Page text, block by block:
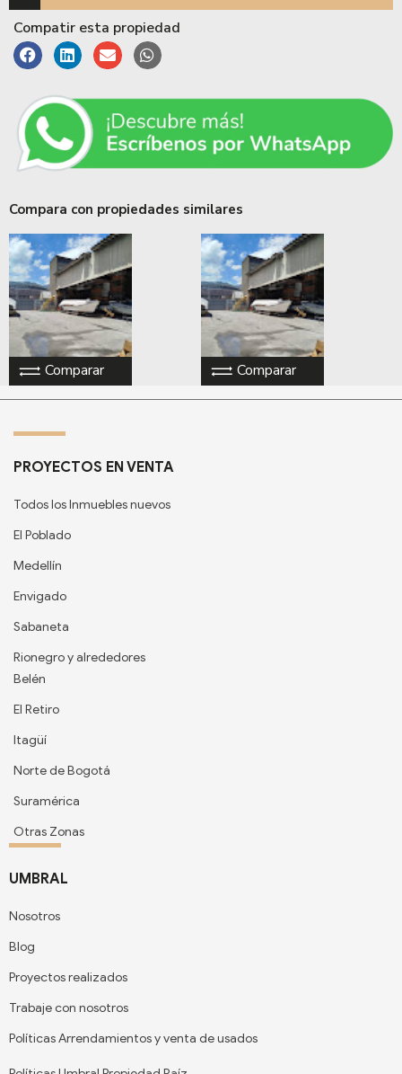
Compatir esta propiedad
Compara con propiedades similares
Comparar Comparar
PROYECTOS EN VENTA
Todos los Inmuebles nuevos
El Poblado
Medellín
Envigado
Sabaneta
Rionegro y alrededores
Belén
El Retiro
Itagüí
Norte de Bogotá
Suramérica
Otras Zonas
UMBRAL
Nosotros
Blog
Proyectos realizados
Trabaje con nosotros
Políticas Arrendamientos y venta de usados